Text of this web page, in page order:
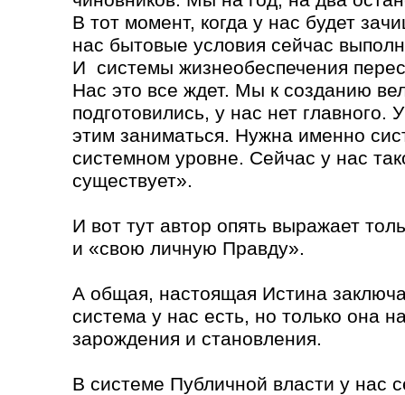
В тот момент, когда у нас будет
нас бытовые условия сейчас
И системы жизнеобеспечения
Нас это все ждет. Мы к созданию
подготовились, у нас нет главного.
этим заниматься. Нужна именно
системном уровне. Сейчас у нас
существует».
И вот тут автор опять выражает
и «свою личную Правду».
А общая, настоящая Истина
система у нас есть, но только она
зарождения и становления.
В системе Публичной власти у нас